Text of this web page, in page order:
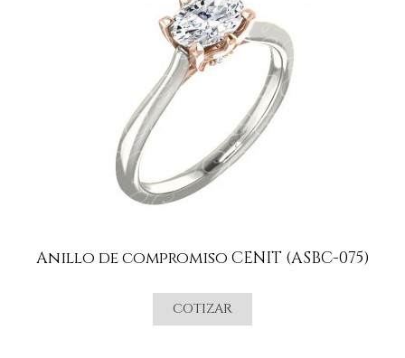
Anillo de compromiso CENIT (ASBC-075)
COTIZAR